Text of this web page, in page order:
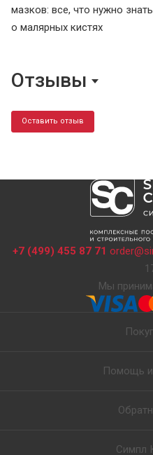
мазков: все, что нужно знать
о малярных кистях
Отзывы
Оставить отзыв
+7 (499) 455 87 71
Мы
Помощь
Симпл